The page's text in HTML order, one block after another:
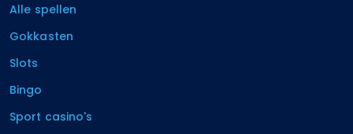
Alle spellen
Gokkasten
Slots
Bingo
Sport casino's